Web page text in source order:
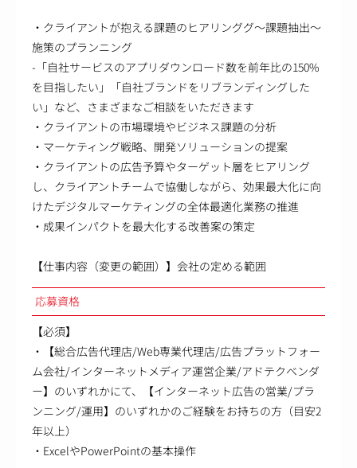
・クライアントが抱える課題のヒアリンググ～課題抽出～
施策のプランニング
-「自社サービスのアプリダウンロード数を前年比の150%
を目指したい」「自社ブランドをリブランディングした
い」など、さまざまなご相談をいただきます
・クライアントの市場環境やビジネス課題の分析
・マーケティング戦略、開発ソリューションの提案
・クライアントの広告予算やターゲット層をヒアリング
し、クライアントチームで協働しながら、効果最大化に向
けたデジタルマーケティングの全体最適化業務の推進
・成果インパクトを最大化する改善案の策定
【仕事内容（変更の範囲）】会社の定める範囲
応募資格
【必須】
・【総合広告代理店/Web専業代理店/広告プラットフォー
ム会社/インターネットメディア運営企業/アドテクベンダ
ー】のいずれかにて、【インターネット広告の営業/プラ
ンニング/運用】のいずれかのご経験をお持ちの方（目安2
年以上）
・ExcelやPowerPointの基本操作